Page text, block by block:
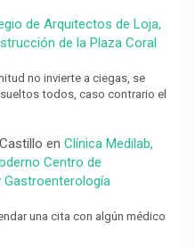
de Arquitectos de Loja,
de la Plaza Coral
no invierte a ciegas, se
todos, caso contrario el
en Clínica Medilab,
Centro de
Gastroenterología
una cita con algún médico